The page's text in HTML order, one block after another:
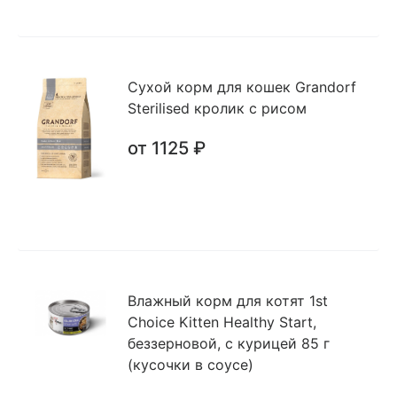
Сухой корм для кошек Grandorf
Sterilised кролик с рисом
от 1125 ₽
Влажный корм для котят 1st
Choice Kitten Healthy Start,
беззерновой, с курицей 85 г
(кусочки в соусе)